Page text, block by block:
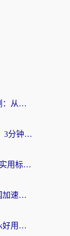
如何翻墙到中国免费？海外党亲测：从踩坑到选对加速器的全攻略
海外党必看：云极和Bling好用吗？3分钟教你选对回国加速器
从澳门用什么VPN访问国内？3个实用标准帮你避开坑，无缝刷剧听歌
穿梭和银河哪个好？海外党选回国加速器的避坑指南，附番茄加速器实测体验
海外党必看：ChickCN和FlashBack好用吗？3招教你选对回国加速器（附云极、HomeCN、斧牛vs艾果对比）